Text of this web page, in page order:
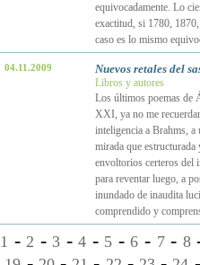
equivocadamente. Lo
exactitud, si 1780,
caso es lo mismo
04.11.2009 Nuevos retales del
Libros y autores
Los últimos poemas de
XXI, ya no me
inteligencia a Brahms, a
mirada que
envoltorios certeros del
para reventar luego, a
inundado de inaudita
comprendido y
1 -2 - 3 -4 - 5 -6 - 7- 8